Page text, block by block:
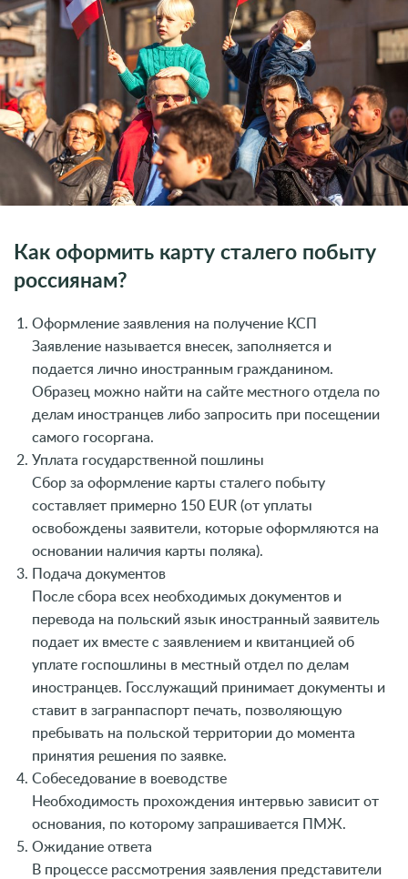
Как оформить карту сталего побыту
россиянам?
Оформление заявления на получение КСП
Заявление называется внесек, заполняется и
подается лично иностранным гражданином.
Образец можно найти на сайте местного отдела по
делам иностранцев либо запросить при посещении
самого госоргана.
Уплата государственной пошлины
Сбор за оформление карты сталего побыту
составляет примерно 150 EUR (от уплаты
освобождены заявители, которые оформляются на
основании наличия карты поляка).
Подача документов
После сбора всех необходимых документов и
перевода на польский язык иностранный заявитель
подает их вместе с заявлением и квитанцией об
уплате госпошлины в местный отдел по делам
иностранцев. Госслужащий принимает документы и
ставит в загранпаспорт печать, позволяющую
пребывать на польской территории до момента
принятия решения по заявке.
Собеседование в воеводстве
Необходимость прохождения интервью зависит от
основания, по которому запрашивается ПМЖ.
Ожидание ответа
В процессе рассмотрения заявления представители